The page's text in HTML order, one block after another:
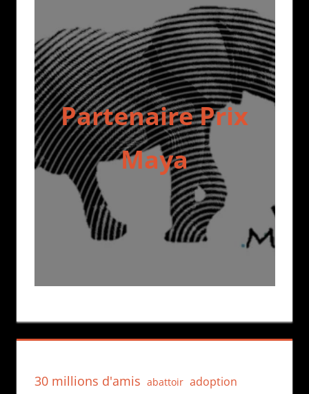
Partenaire Prix
Maya
30 millions d'amis abattoir adoption